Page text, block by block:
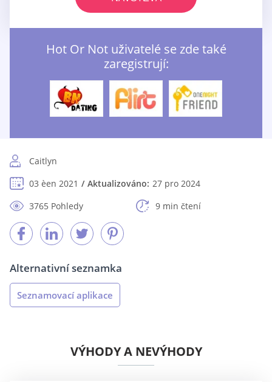
Hot Or Not uživatelé se zde také
zaregistrují:
Caitlyn
03 èen 2021
Aktualizováno: 27 pro 2024
3765 Pohledy
9 min čtení
Alternativní seznamka
Seznamovací aplikace
VÝHODY A NEVÝHODY